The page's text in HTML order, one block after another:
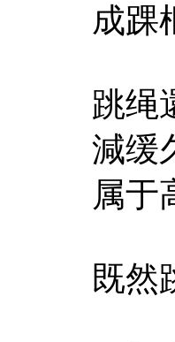
成踝
跳绳
減缓
属于
既然